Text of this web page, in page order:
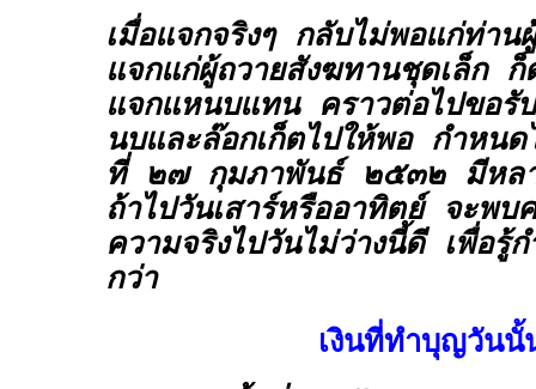
เมื่อแจกจริงๆ กลับไม่พอแก่ท่าน
แจกแก่ผู้ถวายสังฆทานชุดเล็ก ก็
แจกแหนบแทน คราวต่อไปขอรับ
นบและล๊อกเก็ตไปให้พอ กำหนด
ที่ ๒๗ กุมภาพันธ์ ๒๕๓๒ มีหลา
ถ้าไปวันเสาร์หรืออาทิตย์ จะพบ
ความจริงไปวันไม่ว่างนี้ดี เพื่อรู้
กว่า
เงินที่ทำบุญวันนั้